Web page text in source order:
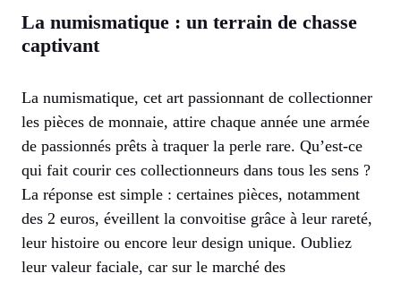
La numismatique : un terrain de chasse
captivant
La numismatique, cet art passionnant de collectionner
les pièces de monnaie, attire chaque année une armée
de passionnés prêts à traquer la perle rare. Qu’est-ce
qui fait courir ces collectionneurs dans tous les sens ?
La réponse est simple : certaines pièces, notamment
des 2 euros, éveillent la convoitise grâce à leur rareté,
leur histoire ou encore leur design unique. Oubliez
leur valeur faciale, car sur le marché des